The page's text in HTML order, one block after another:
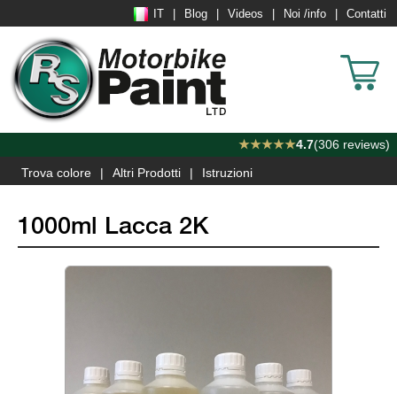
Blog Videos Noi /info Contatti
★★★★★4.7(306 reviews)
Trova colore Altri Prodotti Istruzioni
1000ml Lacca 2K